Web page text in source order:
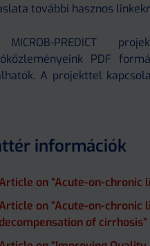
további hasznos
PREDICT
PDF
A projekttel
információk
on “Acute-on-chronic
on “Acute-on-
of cirrhosis”